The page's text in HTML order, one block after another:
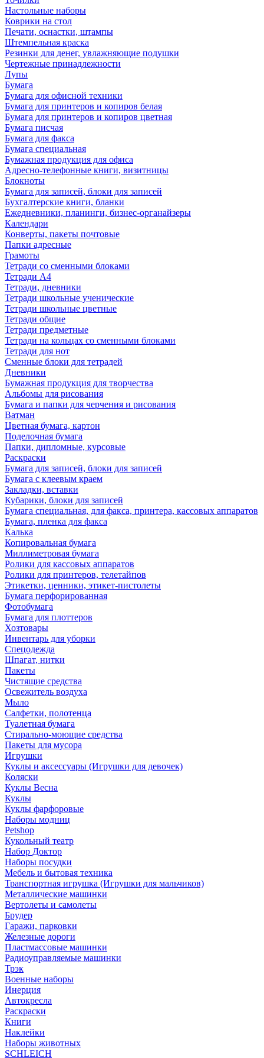
Настольные наборы
Коврики на стол
Печати, оснастки, штампы
Штемпельная краска
Резинки для денег, увлажняющие подушки
Чертежные принадлежности
Лупы
Бумага
Бумага для офисной техники
Бумага для принтеров и копиров белая
Бумага для принтеров и копиров цветная
Бумага писчая
Бумага для факса
Бумага специальная
Бумажная продукция для офиса
Адресно-телефонные книги, визитницы
Блокноты
Бумага для записей, блоки для записей
Бухгалтерские книги, бланки
Ежедневники, планинги, бизнес-органайзеры
Календари
Конверты, пакеты почтовые
Папки адресные
Грамоты
Тетради со сменными блоками
Тетради А4
Тетради, дневники
Тетради школьные ученические
Тетради школьные цветные
Тетради общие
Тетради предметные
Тетради на кольцах со сменными блоками
Тетради для нот
Сменные блоки для тетрадей
Дневники
Бумажная продукция для творчества
Альбомы для рисования
Бумага и папки для черчения и рисования
Ватман
Цветная бумага, картон
Поделочная бумага
Папки, дипломные, курсовые
Раскраски
Бумага для записей, блоки для записей
Бумага с клеевым краем
Закладки, вставки
Кубарики, блоки для записей
Бумага специальная, для факса, принтера, кассовых аппаратов
Бумага, пленка для факса
Калька
Копировальная бумага
Миллиметровая бумага
Ролики для кассовых аппаратов
Ролики для принтеров, телетайпов
Этикетки, ценники, этикет-пистолеты
Бумага перфорированная
Фотобумага
Бумага для плоттеров
Хозтовары
Инвентарь для уборки
Спецодежда
Шпагат, нитки
Пакеты
Чистящие средства
Освежитель воздуха
Мыло
Салфетки, полотенца
Туалетная бумага
Стирально-моющие средства
Пакеты для мусора
Игрушки
Куклы и аксессуары (Игрушки для девочек)
Коляски
Куклы Весна
Куклы
Куклы фарфоровые
Наборы модниц
Petshop
Кукольный театр
Набор Доктор
Наборы посудки
Мебель и бытовая техника
Транспортная игрушка (Игрушки для мальчиков)
Металлические машинки
Вертолеты и самолеты
Брудер
Гаражи, парковки
Железные дороги
Пластмассовые машинки
Радиоуправляемые машинки
Трэк
Военные наборы
Инерция
Автокресла
Раскраски
Книги
Наклейки
Наборы животных
SCHLEICH